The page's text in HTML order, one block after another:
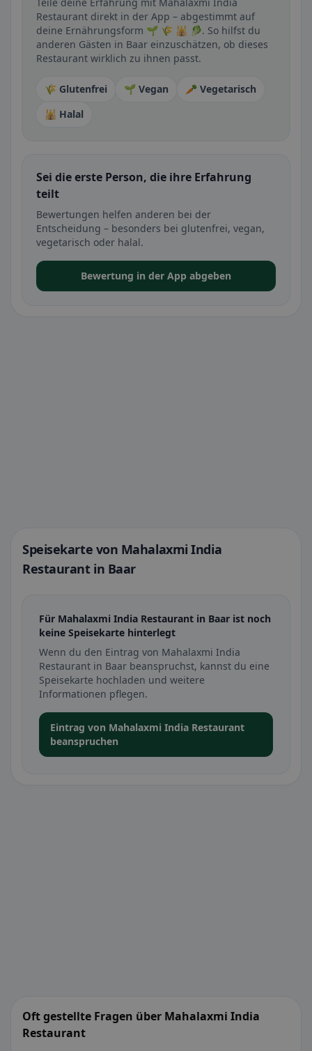
Restaurant direkt in der App – abgestimmt auf
deine Ernährungsform 🌱 🌾 🕌 🥬. So hilfst du
anderen Gästen in Baar einzuschätzen, ob dieses
Restaurant wirklich zu ihnen passt.
🌾 Glutenfrei 🌱 Vegan
🥕 Vegetarisch
🕌 Halal
Sei die erste Person, die ihre Erfahrung
teilt
Bewertungen helfen anderen bei der
Entscheidung – besonders bei glutenfrei, vegan,
vegetarisch oder halal.
Bewertung in der App abgeben
Speisekarte von Mahalaxmi India
Restaurant in Baar
Für Mahalaxmi India Restaurant in Baar ist noch
keine Speisekarte hinterlegt
Wenn du den Eintrag von Mahalaxmi India
Restaurant in Baar beanspruchst, kannst du eine
Speisekarte hochladen und weitere
Informationen pflegen.
Eintrag von Mahalaxmi India Restaurant
beanspruchen
Oft gestellte Fragen über Mahalaxmi India
Restaurant